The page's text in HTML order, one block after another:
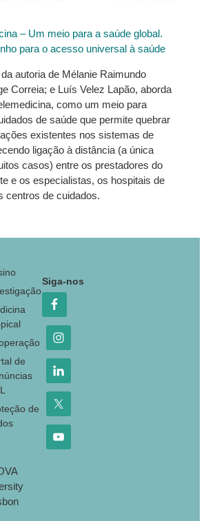
– Um meio para a saúde global.
para o acesso universal à saúde
autoria de Mélanie Raimundo
Correia; e Luís Velez Lapão, aborda
como um meio para
de saúde que permite quebrar
existentes nos sistemas de
ligação à distância (a única
casos) entre os prestadores do
e os especialistas, os hospitais de
centros de cuidados.
de
de
Siga-nos